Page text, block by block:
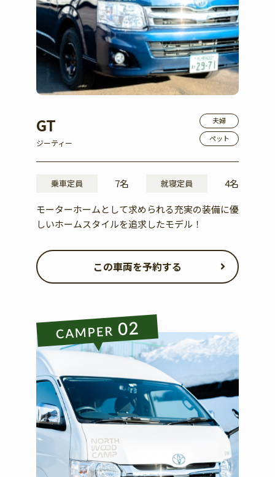
GT
ジーティー
夫婦
ペット
乗車定員 7名 就寝定員
4名
モーターホームとして求められる充実の装備に優
しいホームスタイルを追求したモデル！
この車両を予約する